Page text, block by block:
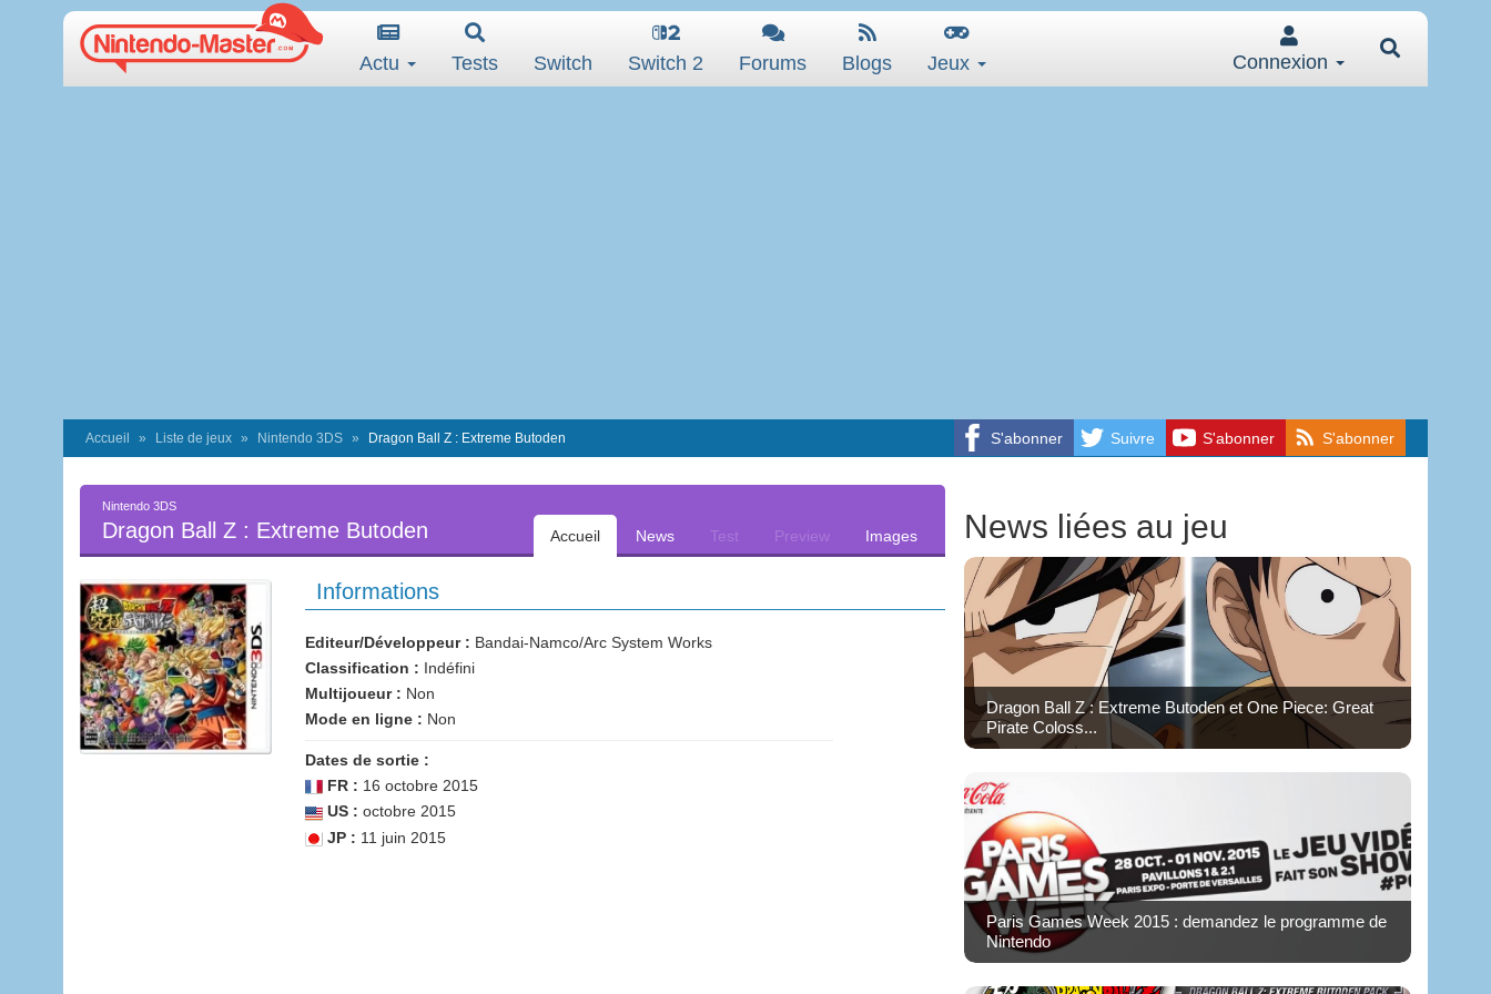
Actu Tests Switch Switch 2 Forums Blogs Jeux Connexion
S'abonner Suivre S'abonner S'abonner
Accueil Liste de jeux Nintendo 3DS Dragon Ball Z : Extreme Butoden
Nintendo 3DS
Dragon Ball Z : Extreme Butoden Accueil News Test Preview Images
Informations
Editeur/Développeur : Bandai-Namco/Arc System Works
Classification : Indéfini
Multijoueur : Non
Mode en ligne : Non
Dates de sortie :
FR : 16 octobre 2015
US : octobre 2015
JP : 11 juin 2015
News liées au jeu
Dragon Ball Z : Extreme Butoden et One Piece: Great
Pirate Coloss...
Paris Games Week 2015 : demandez le programme de
Nintendo